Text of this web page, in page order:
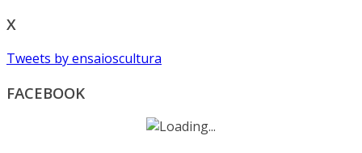
X
Tweets by ensaioscultura
FACEBOOK